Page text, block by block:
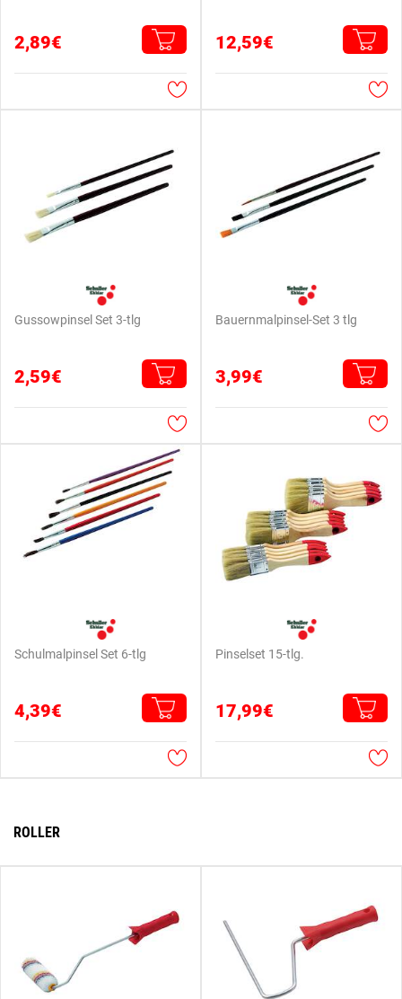
2,89€ 12,59€
Gussowpinsel Set 3-tlg
2,59€
Bauernmalpinsel-Set 3 tlg
3,99€
Schulmalpinsel Set 6-tlg
4,39€
Pinselset 15-tlg.
17,99€
ROLLER